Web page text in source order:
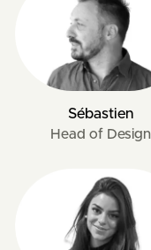
Sébastien
Head of Design